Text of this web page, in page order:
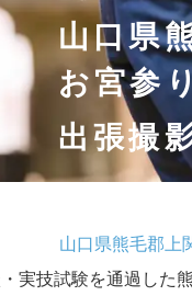
山口県
お宮参
出張撮
山口県熊毛郡上
実技試験を通過した